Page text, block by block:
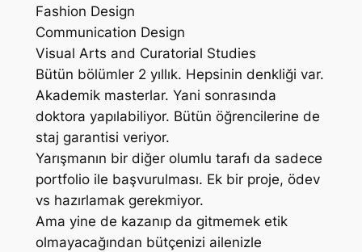
Fashion Design
Communication Design
Visual Arts and Curatorial Studies
Bütün bölümler 2 yıllık. Hepsinin denkliği var.
Akademik masterlar. Yani sonrasında
doktora yapılabiliyor. Bütün öğrencilerine de
staj garantisi veriyor.
Yarışmanın bir diğer olumlu tarafı da sadece
portfolio ile başvurulması. Ek bir proje, ödev
vs hazırlamak gerekmiyor.
Ama yine de kazanıp da gitmemek etik
olmayacağından bütçenizi ailenizle